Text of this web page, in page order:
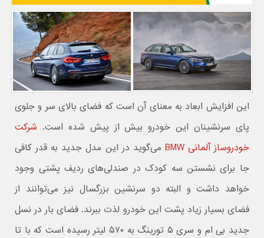
این افزایش ابعاد به معنای آن است که فضای بالای سر و جلوی
پای سرنشینان این خودرو بیش از پیش شده است. شرکت
خودروساز آلمانی BMW
می‌گوید در این مدل جدید به قدر کافی
جا برای نشستن سه کودک در صندلی‌های ردیف پشتی وجود
خواهد داشت و البته دو سرنشین بزرگسال نیز می‌توانند از
فضای بسیار زیاد پشت این خودرو لذت ببرند. فضای بار در نسل
جدید بی ام و سری ۵ تورینگ به ۵۷۰ لیتر رسیده است که با تا